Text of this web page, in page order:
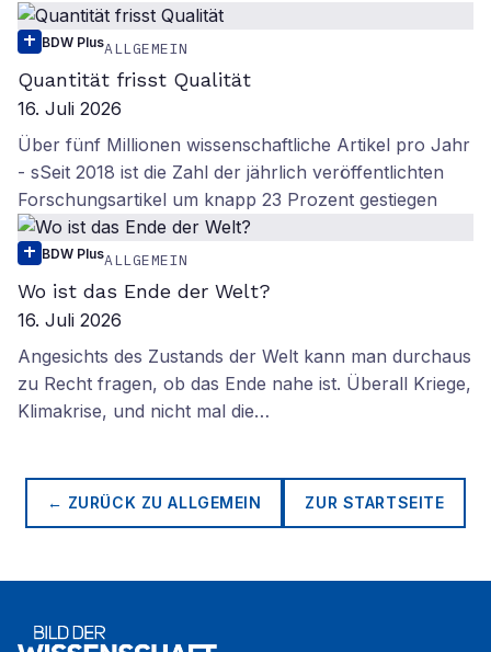
BDW PlusALLGEMEIN
Quantität frisst Qualität
16. Juli 2026
Über fünf Millionen wissenschaftliche Artikel pro Jahr
- sSeit 2018 ist die Zahl der jährlich veröffentlichten
Forschungsartikel um knapp 23 Prozent gestiegen
BDW PlusALLGEMEIN
Wo ist das Ende der Welt?
16. Juli 2026
Angesichts des Zustands der Welt kann man durchaus
zu Recht fragen, ob das Ende nahe ist. Überall Kriege,
Klimakrise, und nicht mal die…
← ZURÜCK ZUALLGEMEIN ZUR STARTSEITE